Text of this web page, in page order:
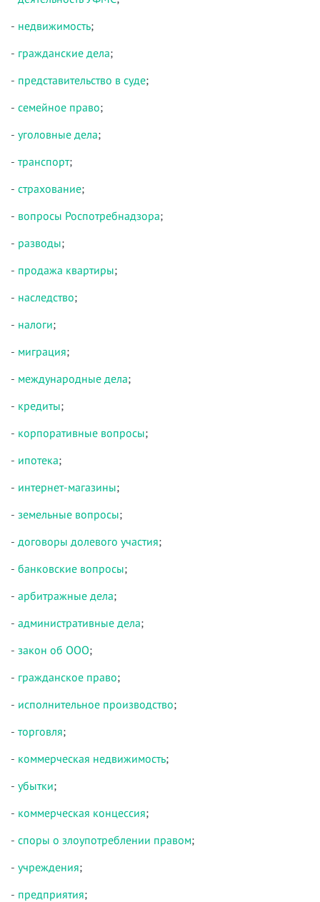
- недвижимость;
- гражданские дела;
- представительство в суде;
- семейное право;
- уголовные дела;
- транспорт;
- страхование;
- вопросы Роспотребнадзора;
- разводы;
- продажа квартиры;
- наследство;
- налоги;
- миграция;
- международные дела;
- кредиты;
- корпоративные вопросы;
- ипотека;
- интернет-магазины;
- земельные вопросы;
- договоры долевого участия;
- банковские вопросы;
- арбитражные дела;
- административные дела;
- закон об ООО;
- гражданское право;
- исполнительное производство;
- торговля;
- коммерческая недвижимость;
- убытки;
- коммерческая концессия;
- споры о злоупотреблении правом;
- учреждения;
- предприятия;